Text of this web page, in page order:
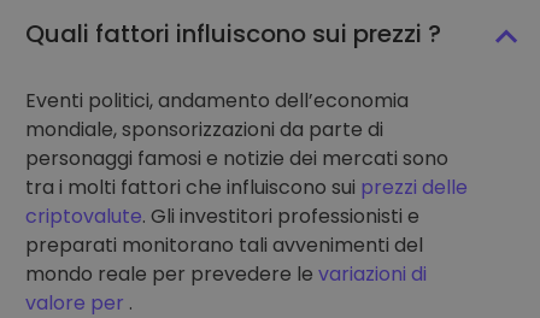
Quali fattori influiscono sui prezzi ?
Eventi politici, andamento dell’economia
mondiale, sponsorizzazioni da parte di
personaggi famosi e notizie dei mercati sono
tra i molti fattori che influiscono sui prezzi delle
criptovalute. Gli investitori professionisti e
preparati monitorano tali avvenimenti del
mondo reale per prevedere le variazioni di
valore per .